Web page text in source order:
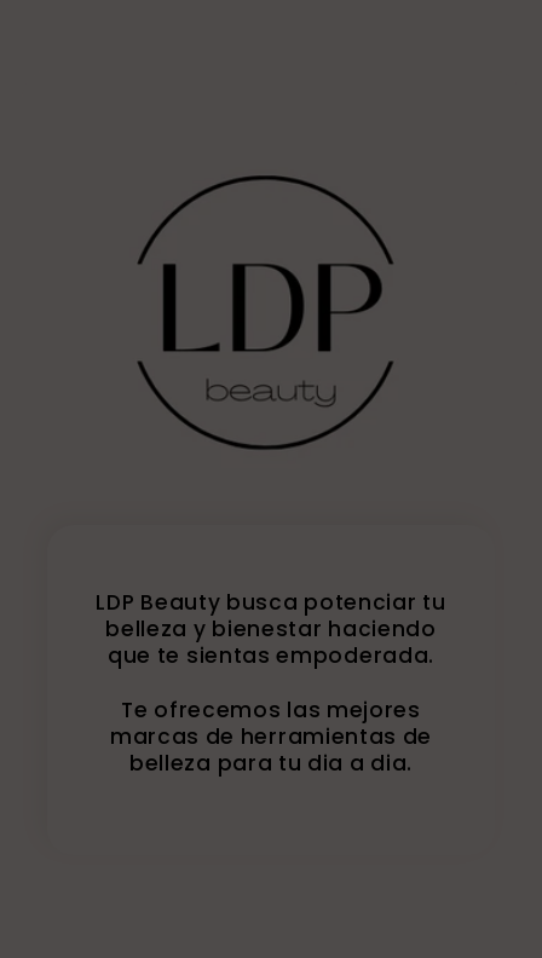
LDP Beauty busca potenciar tu
belleza y bienestar haciendo
que te sientas empoderada.
Te ofrecemos las mejores
marcas de herramientas de
belleza para tu dia a dia.